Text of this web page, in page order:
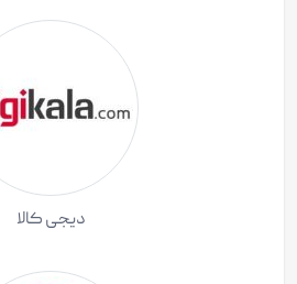
دیجی کالا